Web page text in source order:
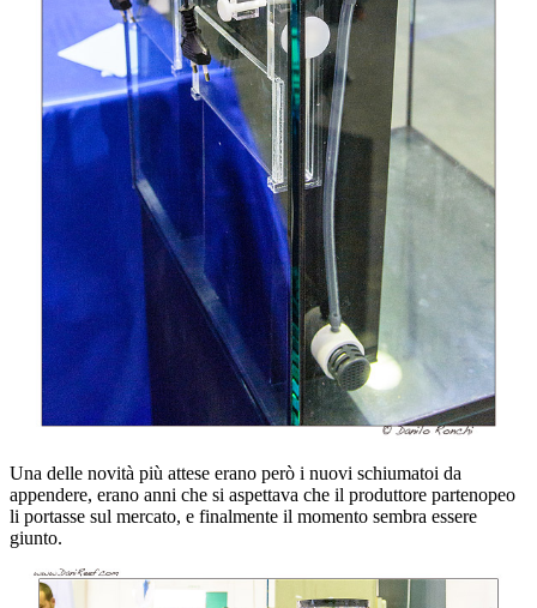
Una delle novità più attese erano però i nuovi schiumatoi da
appendere, erano anni che si aspettava che il produttore partenopeo
li portasse sul mercato, e finalmente il momento sembra essere
giunto.